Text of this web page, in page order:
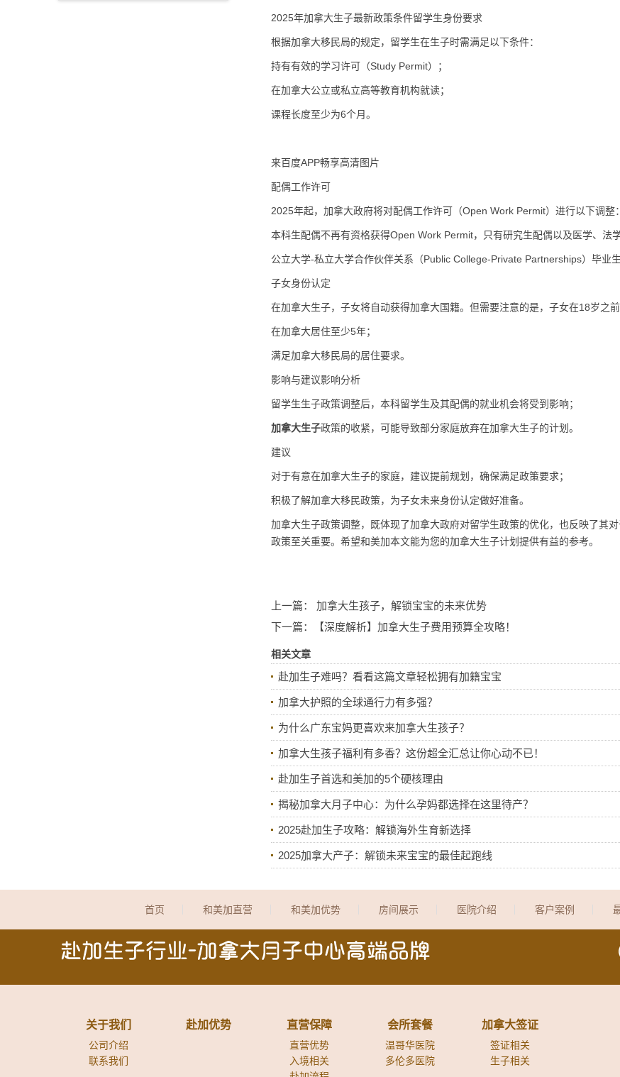
2025年加拿大生子最新政策条件留学生身份要求
根据加拿大移民局的规定，留学生在生子时需满足以下条件：
持有有效的学习许可（Study Permit）；
在加拿大公立或私立高等教育机构就读；
课程长度至少为6个月。
来百度APP畅享高清图片
配偶工作许可
2025年起，加拿大政府将对配偶工作许可（Open Work Permit）进行以下调整：
本科生配偶不再有资格获得Open Work Permit，只有研究生配偶以及医学、法
公立大学-私立大学合作伙伴关系（Public College-Private Partnerships）毕业
子女身份认定
在加拿大生子，子女将自动获得加拿大国籍。但需要注意的是，子女在18岁之前
在加拿大居住至少5年；
满足加拿大移民局的居住要求。
影响与建议影响分析
留学生生子政策调整后，本科留学生及其配偶的就业机会将受到影响；
加拿大生子政策的收紧，可能导致部分家庭放弃在加拿大生子的计划。
建议
对于有意在加拿大生子的家庭，建议提前规划，确保满足政策要求；
积极了解加拿大移民政策，为子女未来身份认定做好准备。
加拿大生子政策调整，既体现了加拿大政府对留学生政策的优化，也反映了其
政策至关重要。希望和美加本文能为您的加拿大生子计划提供有益的参考。
上一篇： 加拿大生孩子，解锁宝宝的未来优势
下一篇：
【深度解析】加拿大生子费用预算全攻略！
相关文章
赴加生子难吗？看看这篇文章轻松拥有加籍宝宝
加拿大护照的全球通行力有多强？
为什么广东宝妈更喜欢来加拿大生孩子？
加拿大生孩子福利有多香？这份超全汇总让你心动不已！
赴加生子首选和美加的5个硬核理由
揭秘加拿大月子中心：为什么孕妈都选择在这里待产？
2025赴加生子攻略：解锁海外生育新选择
2025加拿大产子：解锁未来宝宝的最佳起跑线
首页 和美加直营 和美加优势 房间展示 医院介绍 客户案例
关于我们
公司介绍
联系我们
赴加优势 直营保障
直营优势
入境相关
会所套餐
温哥华医院
多伦多医院
加拿大签证
签证相关
生子相关